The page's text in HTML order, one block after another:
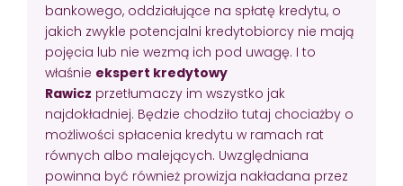
bankowego, oddziałujące na spłatę kredytu, o
jakich zwykle potencjalni kredytobiorcy nie mają
pojęcia lub nie wezmą ich pod uwagę. I to
właśnie ekspert kredytowy
Rawicz przetłumaczy im wszystko jak
najdokładniej. Będzie chodziło tutaj chociażby o
możliwości spłacenia kredytu w ramach rat
równych albo malejących. Uwzględniana
powinna być również prowizja nakładana przez